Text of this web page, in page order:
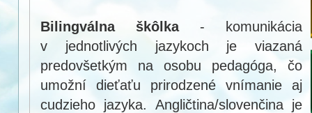
Bilingválna škôlka- komunikácia
v jednotlivých jazykoch je viazaná
predovšetkým na osobu pedagóga, čo
umožní dieťaťu prirodzené vnímanie aj
cudzieho jazyka. Angličtina/slovenčina je